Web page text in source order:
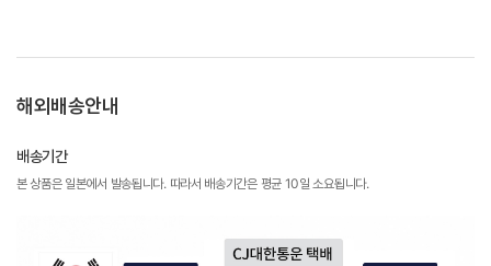
해외배송안내
배송기간
본 상품은 일본에서 발송됩니다. 따라서 배송기간은 평균 10일 소요됩니다.